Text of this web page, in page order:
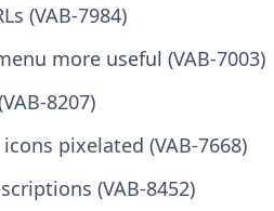
(VAB-7984)
more useful (VAB-7003)
8207)
pixelated (VAB-7668)
(VAB-8452)